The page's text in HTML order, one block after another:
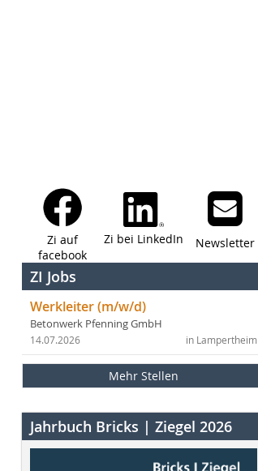
Zi auf
facebook
Zi bei LinkedIn Newsletter
ZI Jobs
Werkleiter (m/w/d)
Betonwerk Pfenning GmbH
in Lampertheim
14.07.2026
Mehr Stellen
Jahrbuch Bricks | Ziegel 2026